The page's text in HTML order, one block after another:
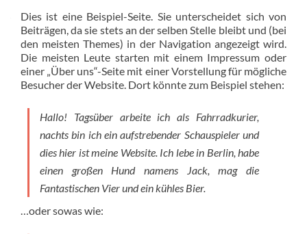
Dies ist eine Beispiel-Seite. Sie unterscheidet sich von
Beiträgen, da sie stets an der selben Stelle bleibt und (bei
den meisten Themes) in der Navigation angezeigt wird.
Die meisten Leute starten mit einem Impressum oder
einer „Über uns“-Seite mit einer Vorstellung für mögliche
Besucher der Website. Dort könnte zum Beispiel stehen:
Hallo! Tagsüber arbeite ich als Fahrradkurier,
nachts bin ich ein aufstrebender Schauspieler und
dies hier ist meine Website. Ich lebe in Berlin, habe
einen großen Hund namens Jack, mag die
Fantastischen Vier und ein kühles Bier.
…oder sowas wie: